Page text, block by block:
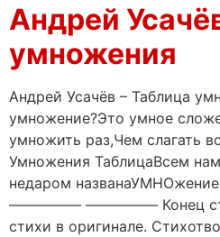
Андрей
умножения
Андрей Усачёв – Таблица
умножение?Это умное
умножить раз,Чем слагать
Умножения ТаблицаВсем
недаром
————— ————— Конец
стихи в оригинале.